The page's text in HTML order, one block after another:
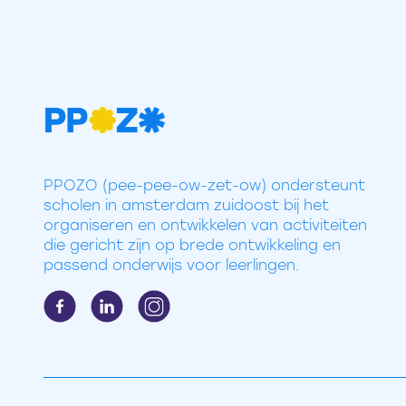
PPOZO (pee-pee-ow-zet-ow) ondersteunt
scholen in amsterdam zuidoost bij het
organiseren en ontwikkelen van activiteiten
die gericht zijn op brede ontwikkeling en
passend onderwijs voor leerlingen.